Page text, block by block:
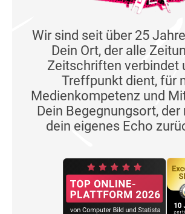
Wir sind seit über 25
Dein Ort, der alle
Zeitschriften verbindet
Treffpunkt dient, für
Medienkompetenz und
Dein Begegnungsort, der
dein eigenes Echo